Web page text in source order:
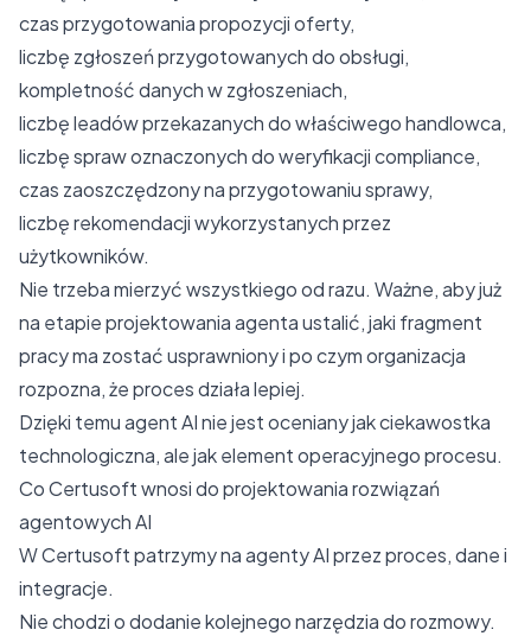
czas przygotowania propozycji oferty,
liczbę zgłoszeń przygotowanych do obsługi,
kompletność danych w zgłoszeniach,
liczbę leadów przekazanych do właściwego handlowca,
liczbę spraw oznaczonych do weryfikacji compliance,
czas zaoszczędzony na przygotowaniu sprawy,
liczbę rekomendacji wykorzystanych przez
użytkowników.
Nie trzeba mierzyć wszystkiego od razu. Ważne, aby już
na etapie projektowania agenta ustalić, jaki fragment
pracy ma zostać usprawniony i po czym organizacja
rozpozna, że proces działa lepiej.
Dzięki temu agent AI nie jest oceniany jak ciekawostka
technologiczna, ale jak element operacyjnego procesu.
Co Certusoft wnosi do projektowania rozwiązań
agentowych AI
W Certusoft patrzymy na agenty AI przez proces, dane i
integracje.
Nie chodzi o dodanie kolejnego narzędzia do rozmowy.